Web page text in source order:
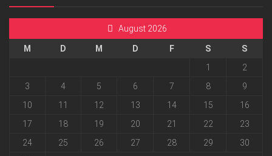
August 2026
M D M D F S
S
1
2
3
4 5 6 7 8
9
10
11 12 13 14 15
16
17
18 19 20 21 22
23
24
25 26 27 28 29
30